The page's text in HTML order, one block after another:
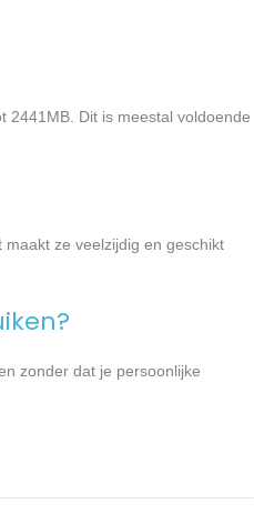
2441MB. Dit is meestal voldoende
ze veelzijdig en geschikt
zonder dat je persoonlijke